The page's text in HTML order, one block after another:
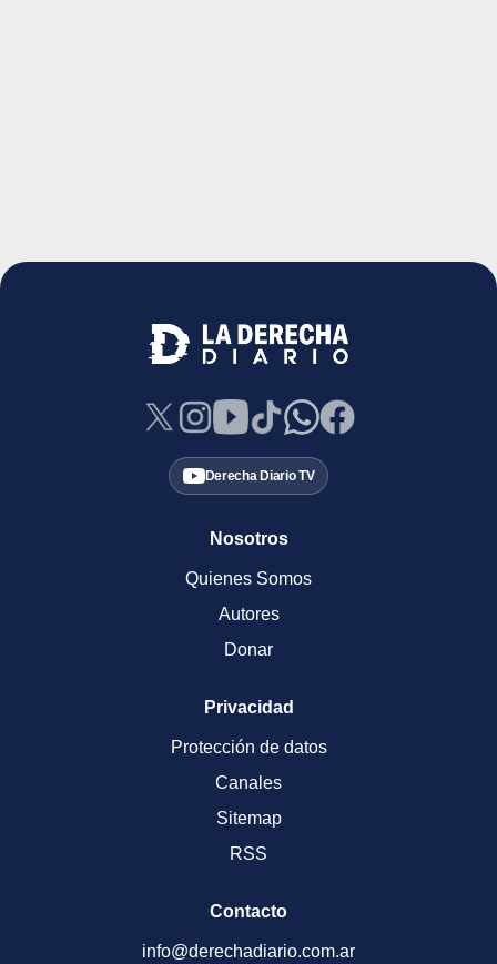
Derecha Diario TV
Nosotros
Quienes Somos
Autores
Donar
Privacidad
Protección de datos
Canales
Sitemap
RSS
Contacto
info@derechadiario.com.ar